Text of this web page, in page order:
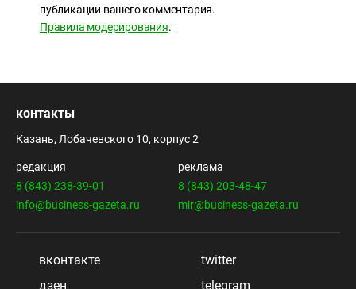
публикации вашего комментария.
Правила модерирования.
контакты
Казань, Лобачевского 10, корпус 2
редакция
8 (843) 238-39-01
info@business-gazeta.ru
реклама
8 (843) 203-48-47
mir@business-gazeta.ru
вконтакте
twitter
дзен
telegram